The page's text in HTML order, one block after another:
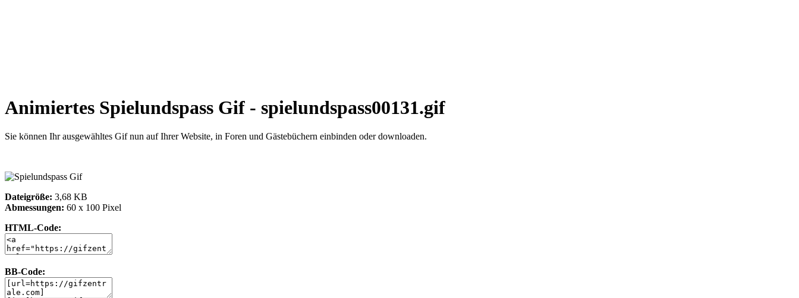
Animiertes Spielundspass Gif - spielundspass00131.gif
Sie können Ihr ausgewähltes Gif nun auf Ihrer Website, in Foren und Gästebüchern einbinden oder downloaden.
Dateigröße: 3,68 KB
Abmessungen: 60 x 100 Pixel
HTML-Code:
BB-Code: